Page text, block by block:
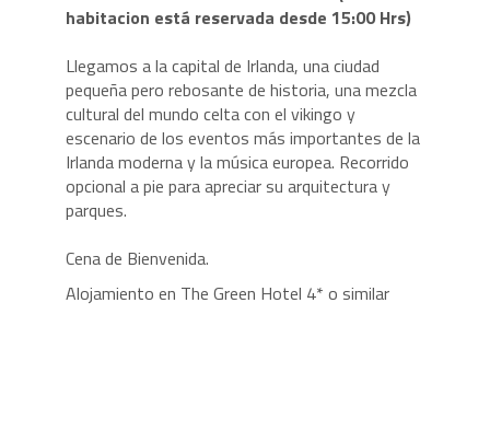
habitacion está reservada desde 15:00 Hrs)
Llegamos a la capital de Irlanda, una ciudad
pequeña pero rebosante de historia, una mezcla
cultural del mundo celta con el vikingo y
escenario de los eventos más importantes de la
Irlanda moderna y la música europea. Recorrido
opcional a pie para apreciar su arquitectura y
parques.
Cena de Bienvenida.
Alojamiento en The Green Hotel 4* o similar